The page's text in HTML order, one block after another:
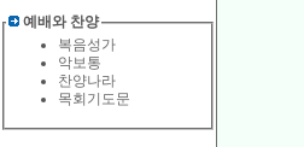
예배와 찬양
복음성가
악보통
찬양나라
목회기도문